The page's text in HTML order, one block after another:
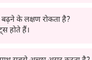
के लक्षण रोकता है?
होते हैं।